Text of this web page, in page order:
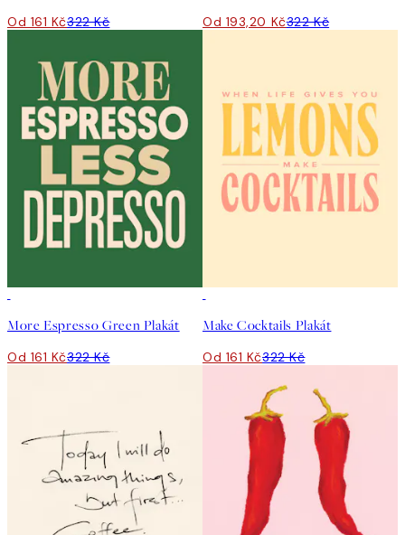
Od 161 Kč322 Kč Od 193,20 Kč322 Kč
More Espresso Green Plakát
Od 161 Kč322 Kč
Make Cocktails Plakát
Od 161 Kč322 Kč